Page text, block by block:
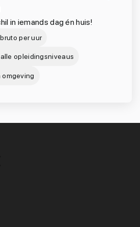
in iemands dag én huis!
per uur
opleidingsniveaus
omgeving